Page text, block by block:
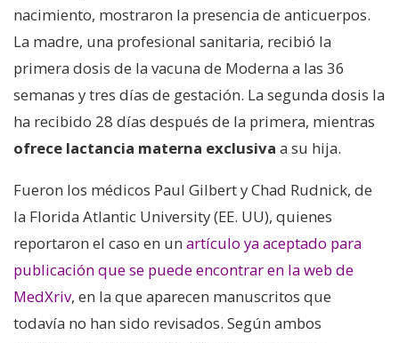
nacimiento, mostraron la presencia de anticuerpos.
La madre, una profesional sanitaria, recibió la
primera dosis de la vacuna de Moderna a las 36
semanas y tres días de gestación. La segunda dosis la
ha recibido 28 días después de la primera, mientras
ofrece lactancia materna exclusiva a su hija.
Fueron los médicos Paul Gilbert y Chad Rudnick, de
la Florida Atlantic University (EE. UU), quienes
reportaron el caso en un artículo ya aceptado para
publicación que se puede encontrar en la web de
MedXriv, en la que aparecen manuscritos que
todavía no han sido revisados. Según ambos